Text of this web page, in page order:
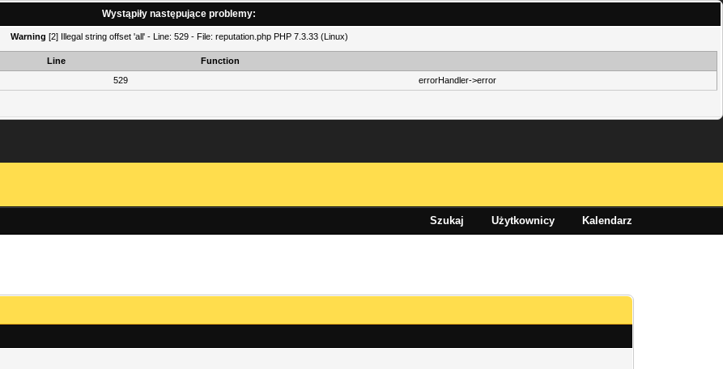
Wystąpiły następujące problemy:
Warning [2] Illegal string offset 'all' - Line: 529 - File: reputation.php PHP 7.3.33 (Linux)
Line
Function
529 errorHandler->error
Szukaj Użytkownicy Kalendarz